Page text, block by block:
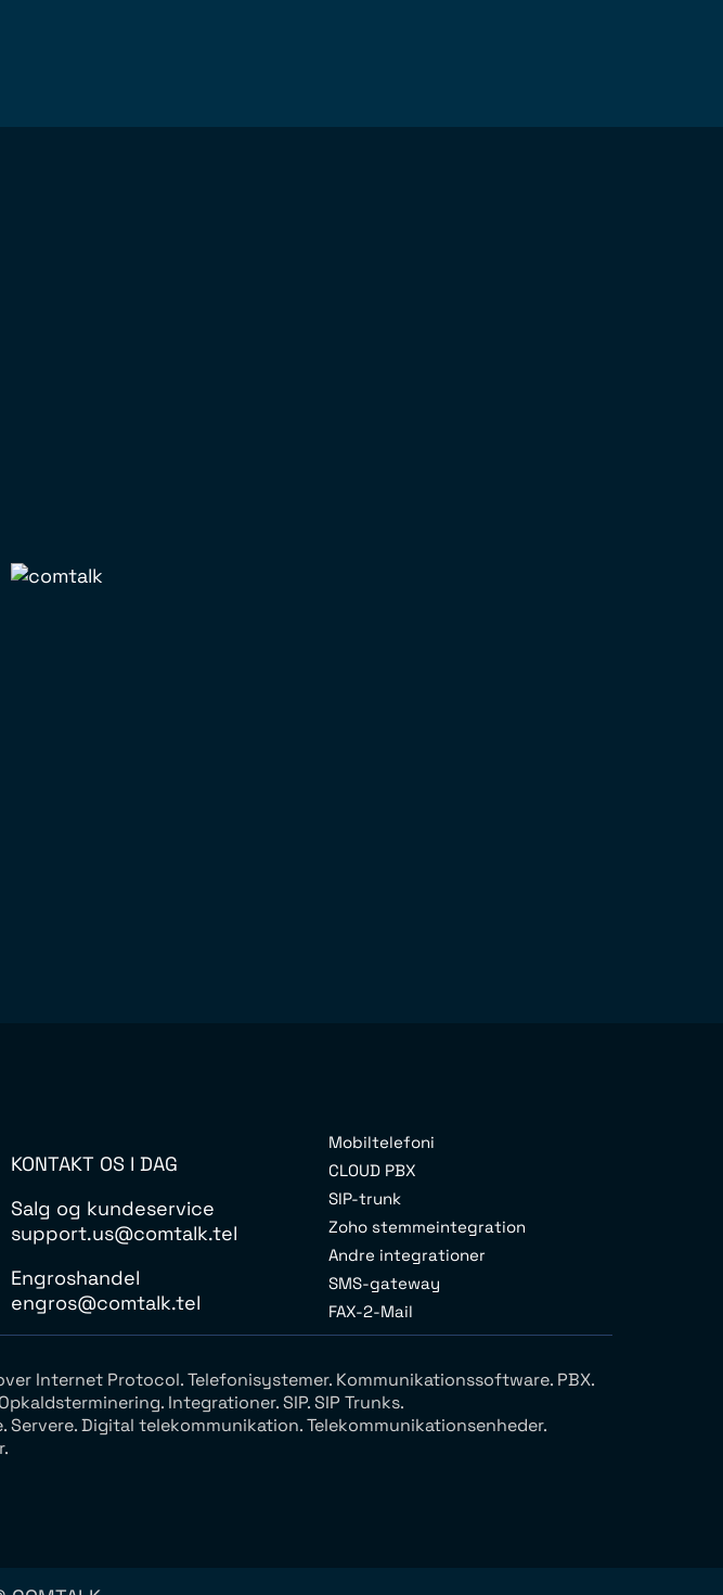
KONTAKT OS I DAG
Salg og kundeservice
support.us@comtalk.tel
Engroshandel
engros@comtalk.tel
Mobiltelefoni
CLOUD PBX
SIP-trunk
Zoho stemmeintegration
Andre integrationer
SMS-gateway
FAX-2-Mail
Internet Protocol. Telefonisystemer. Kommunikationssoftware. PBX.
Integrationer. SIP. SIP Trunks.
Digital telekommunikation. Telekommunikationsenheder.